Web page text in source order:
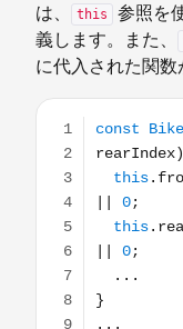
は、
this
参照を
義します。また、
に代入された関数
const Bike =